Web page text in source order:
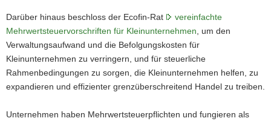
Darüber hinaus beschloss der Ecofin-Rat
vereinfachte
Mehrwertsteuervorschriften für Kleinunternehmen , um den
Verwaltungsaufwand und die Befolgungskosten für
Kleinunternehmen zu verringern, und für steuerliche
Rahmenbedingungen zu sorgen, die Kleinunternehmen helfen, zu
expandieren und effizienter grenzüberschreitend Handel zu treiben.
Unternehmen haben Mehrwertsteuerpflichten und fungieren als